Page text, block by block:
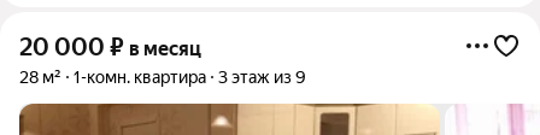
20 000 ₽ в месяц
28 м² 1-комн. квартира 3 этаж из 9